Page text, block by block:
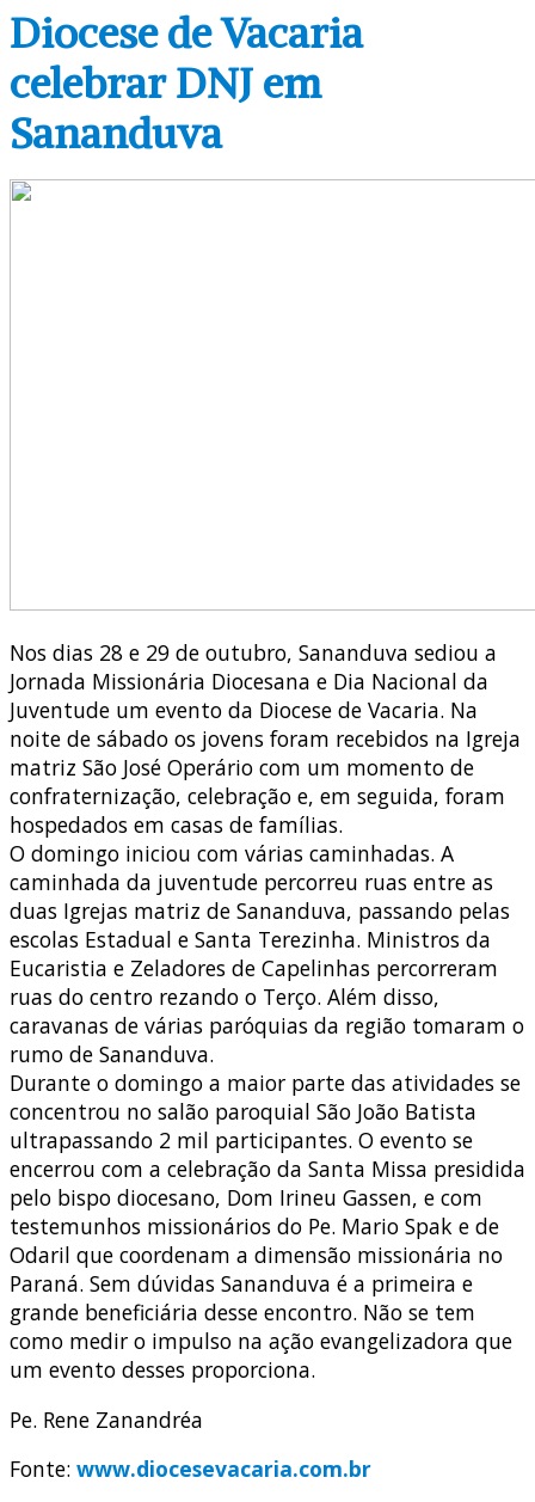
Diocese de Vacaria
celebrar DNJ em
Sananduva
Nos dias 28 e 29 de outubro, Sananduva sediou a
Jornada Missionária Diocesana e Dia Nacional da
Juventude um evento da Diocese de Vacaria. Na
noite de sábado os jovens foram recebidos na Igreja
matriz São José Operário com um momento de
confraternização, celebração e, em seguida, foram
hospedados em casas de famílias.
O domingo iniciou com várias caminhadas. A
caminhada da juventude percorreu ruas entre as
duas Igrejas matriz de Sananduva, passando pelas
escolas Estadual e Santa Terezinha. Ministros da
Eucaristia e Zeladores de Capelinhas percorreram
ruas do centro rezando o Terço. Além disso,
caravanas de várias paróquias da região tomaram o
rumo de Sananduva.
Durante o domingo a maior parte das atividades se
concentrou no salão paroquial São João Batista
ultrapassando 2 mil participantes. O evento se
encerrou com a celebração da Santa Missa presidida
pelo bispo diocesano, Dom Irineu Gassen, e com
testemunhos missionários do Pe. Mario Spak e de
Odaril que coordenam a dimensão missionária no
Paraná. Sem dúvidas Sananduva é a primeira e
grande beneficiária desse encontro. Não se tem
como medir o impulso na ação evangelizadora que
um evento desses proporciona.
Pe. Rene Zanandréa
Fonte: www.diocesevacaria.com.br